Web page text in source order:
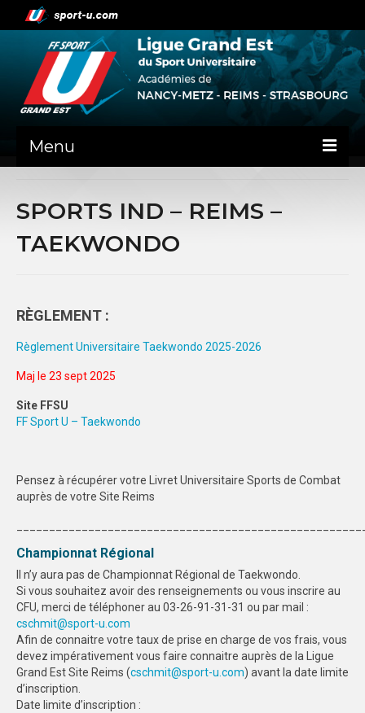
Menu
PRÉSENTATION
REIMS
NANCY-METZ
STRASBOURG
NANCY-METZ
REIMS
STRASBOURG
FORMATION
NANCY-METZ
SPORTS IND – REIMS –
TAEKWONDO
RÈGLEMENT :
Règlement Universitaire Taekwondo 2025-2026
Maj le 23 sept 2025
Site FFSU
FF Sport U – Taekwondo
Pensez à récupérer votre Livret Universitaire Sports de Combat
auprès de votre Site Reims
Championnat Régional
ll n’y aura pas de Championnat Régional de Taekwondo.
Si vous souhaitez avoir des renseignements ou vous inscrire au
CFU, merci de téléphoner au 03-26-91-31-31 ou par mail :
cschmit@sport-u.com
Afin de connaitre votre taux de prise en charge de vos frais, vous
devez impérativement vous faire connaitre auprès de la Ligue
Grand Est Site Reims (cschmit@sport-u.com) avant la date limite
d’inscription.
Date limite d’inscription :